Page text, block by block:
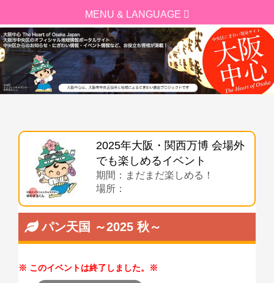
2025年大阪・関西万博 会場外
でも楽しめるイベント
期間：まだまだ楽しめる！
場所：
パン天国 ～2025 秋～
このイベントは終了しました。